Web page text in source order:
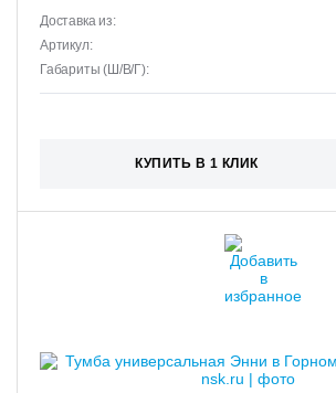
Доставка из:
Артикул:
Габариты (Ш/В/Г):
КУПИТЬ В 1 КЛИК